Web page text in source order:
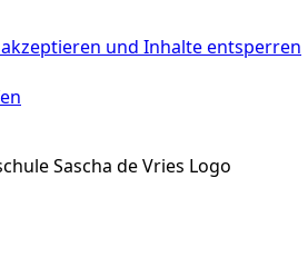
und Inhalte entsperren